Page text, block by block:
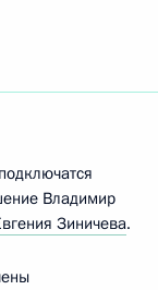
Владимир
Зиничева.